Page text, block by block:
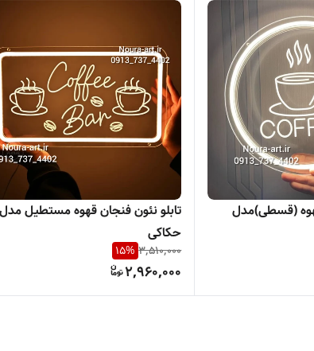
(قسطی)مدل
تابلو نئون فنجان قهوه مستطیل مدل
حکاکی
3,510,000
15%
2,960,000